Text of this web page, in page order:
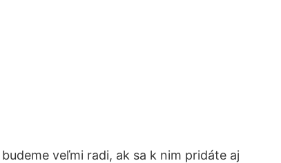
veľmi radi, ak sa k nim pridáte aj